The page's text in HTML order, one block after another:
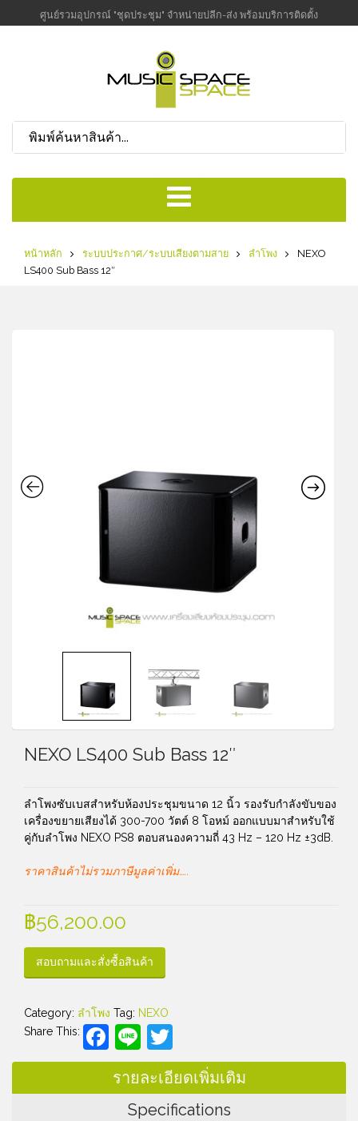
ศูนย์รวมอุปกรณ์ "ชุดประชุม" จำหน่ายปลีก-ส่ง พร้อมบริการติดตั้ง
หน้าหลัก ระบบประกาศ/ระบบเสียงตามสาย ลำโพง
NEXO
LS400 Sub Bass 12″
NEXO LS400 Sub Bass 12″
ลำโพงซับเบสสำหรับห้องประชุมขนาด 12 นิ้ว รองรับกำลังขับของ
เครื่องขยายเสียงได้ 300-700 วัตต์ 8 โอหม์ ออกแบบมาสำหรับใช้
คู่กับลำโพง NEXO PS8 ตอบสนองความถี่ 43 Hz – 120 Hz ±3dB.
ราคาสินค้าไม่รวมภาษีมูลค่าเพิ่ม…..
฿56,200.00
สอบถามและสั่งซื้อสินค้า
Category: ลำโพง Tag: NEXO
Share This:
Facebook
Line
รายละเอียดเพิ่มเติม
Specifications